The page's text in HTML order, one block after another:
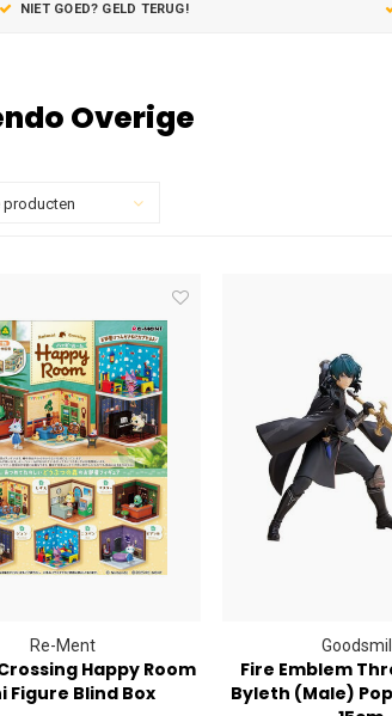
NIET GOED? GELD TERUG!
Overige
producten
Re-Ment
Happy Room
Figure Blind Box
Fire Emblem
Byleth (Male)